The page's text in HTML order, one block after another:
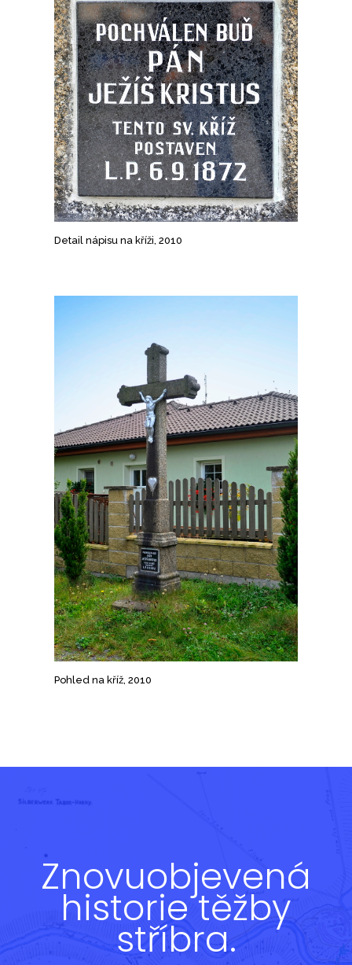
Detail nápisu na kříži, 2010
Pohled na kříž, 2010
Znovuobjevená
historie těžby
stříbra.